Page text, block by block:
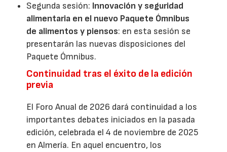
Segunda sesión: Innovación y seguridad
alimentaria en el nuevo Paquete Ómnibus
de alimentos y piensos: en esta sesión se
presentarán las nuevas disposiciones del
Paquete Ómnibus.
Continuidad tras el éxito de la edición
previa
El Foro Anual de 2026 dará continuidad a los
importantes debates iniciados en la pasada
edición, celebrada el 4 de noviembre de 2025
en Almería. En aquel encuentro, los